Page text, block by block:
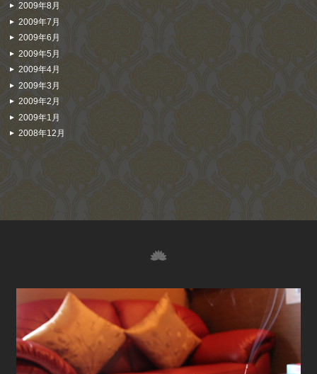
2009年8月
2009年7月
2009年6月
2009年5月
2009年4月
2009年3月
2009年2月
2009年1月
2008年12月